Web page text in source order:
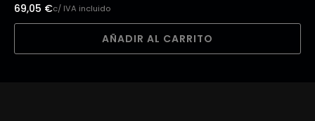
69,05 €c/ IVA incluido
AÑADIR AL CARRITO